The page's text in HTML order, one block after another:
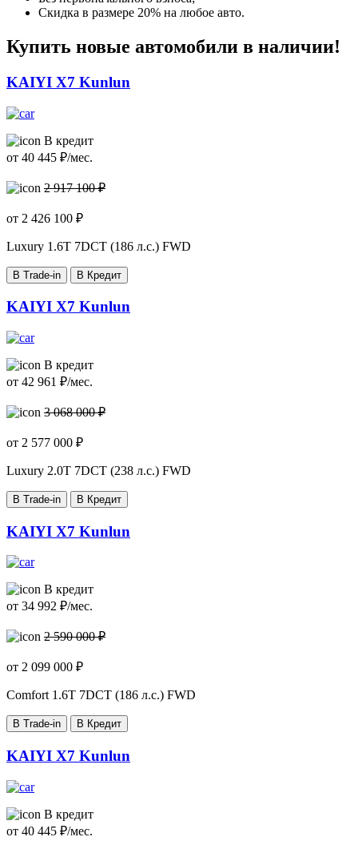
Скидка в размере 20% на любое авто.
Купить новые автомобили в наличии!
KAIYI X7 Kunlun
В кредит
от 40 445 ₽/мес.
2 917 100 ₽
от 2 426 100 ₽
Luxury 1.6T 7DCT (186 л.с.) FWD
В Trade-in В Кредит
KAIYI X7 Kunlun
В кредит
от 42 961 ₽/мес.
3 068 000 ₽
от 2 577 000 ₽
Luxury 2.0T 7DCT (238 л.с.) FWD
В Trade-in В Кредит
KAIYI X7 Kunlun
В кредит
от 34 992 ₽/мес.
2 590 000 ₽
от 2 099 000 ₽
Comfort 1.6T 7DCT (186 л.с.) FWD
В Trade-in В Кредит
KAIYI X7 Kunlun
В кредит
от 40 445 ₽/мес.